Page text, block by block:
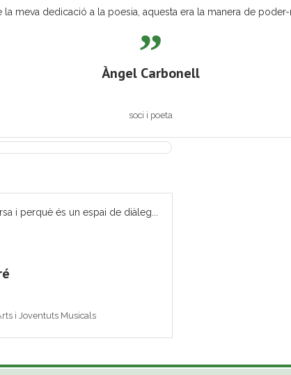
meva dedicació a la poesia, aquesta era la manera de
Àngel Carbonell
soci i poeta
i perquè és un espai de diàleg...
i Joventuts Musicals